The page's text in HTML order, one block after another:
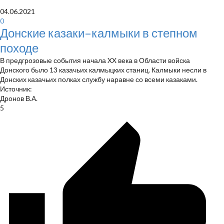
04.06.2021
0
Донские казаки–калмыки в степном
походе
В предгрозовые события начала XX века в Области войска
Донского было 13 казачьих калмыцких станиц. Калмыки несли в
Донских казачьих полках службу наравне со всеми казаками.
Источник:
Дронов В.А.
5